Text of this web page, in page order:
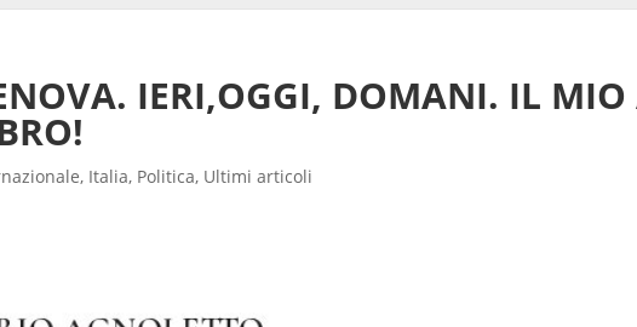
IERI,OGGI, DOMANI. IL MIO
, Italia, Politica, Ultimi articoli